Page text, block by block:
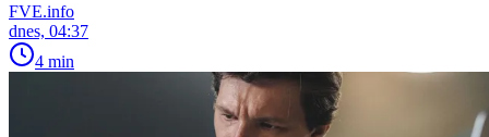
FVE.info
dnes, 04:37
4 min